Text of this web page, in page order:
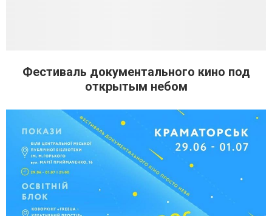
Фестиваль документального кино под
открытым небом